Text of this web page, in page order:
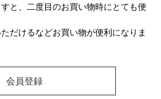
と、二度目のお買い物時にとても便
だけるなどお買い物が便利になりま
会員登録